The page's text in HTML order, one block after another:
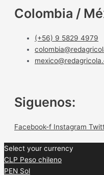
Colombia /
(+56) 9 5829 4979
Siguenos:
Facebook-f Instagram
Select your currency
CLP Peso chileno
PEN Sol